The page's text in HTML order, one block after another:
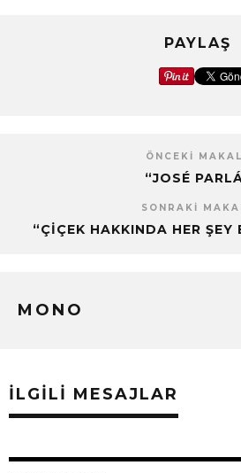
PAYLAŞ
ÖNCEKI
“JOSÉ
SONRAKI
“ÇİÇEK HAKKINDA HER ŞEY
MONO
İLGILI MESAJLAR